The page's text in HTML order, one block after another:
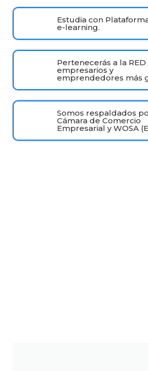
Estudia con
e-learning.
Pertenecerás a la RED
empresarios y
emprendedores más
Somos respaldados
Cámara de Comercio
Empresarial y WOSA